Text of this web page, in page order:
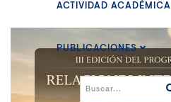
ACTIVIDAD ACADÉMICA
PUBLICACIONES